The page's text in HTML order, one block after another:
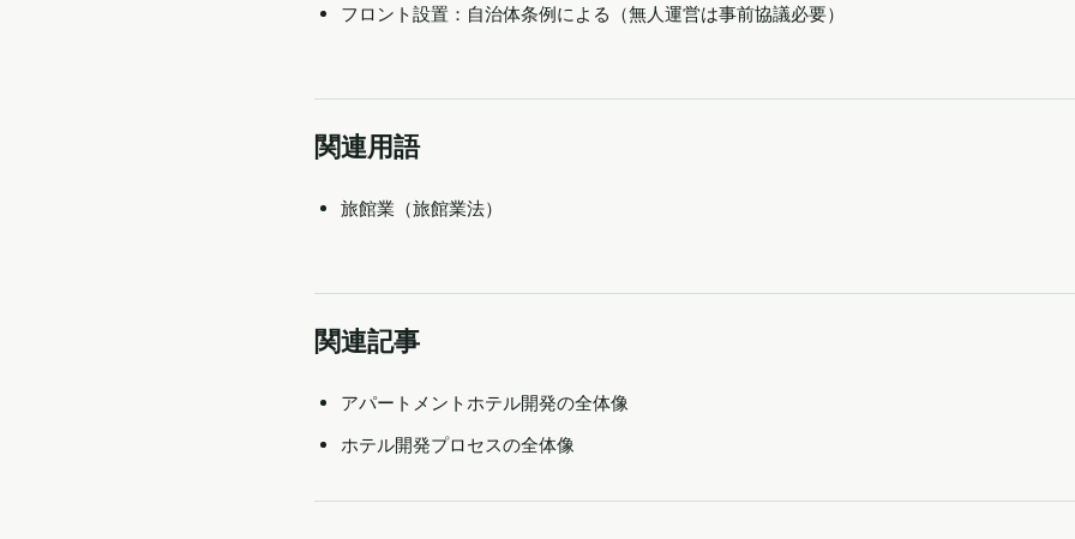
フロント設置：自治体条例による（無人運営は事前協議必要）
関連用語
旅館業（旅館業法）
関連記事
アパートメントホテル開発の全体像
ホテル開発プロセスの全体像